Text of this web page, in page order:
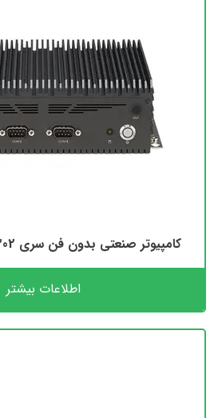
کامپیوتر صنعتی بدون فن سری Nexcom Neu-X302
اطلاعات بیشتر